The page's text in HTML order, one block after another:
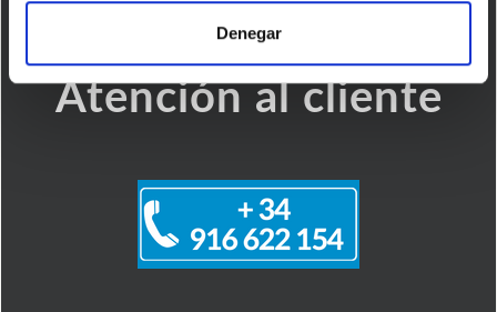
Denegar
Atención al cliente